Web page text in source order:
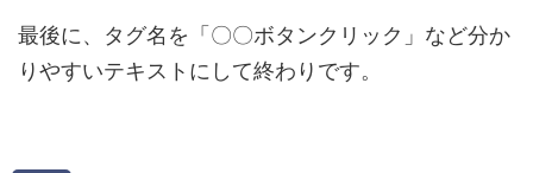
最後に、タグ名を「〇〇ボタンクリック」など分か
りやすいテキストにして終わりです。